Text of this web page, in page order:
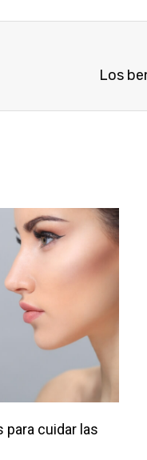
Los
cuidar las